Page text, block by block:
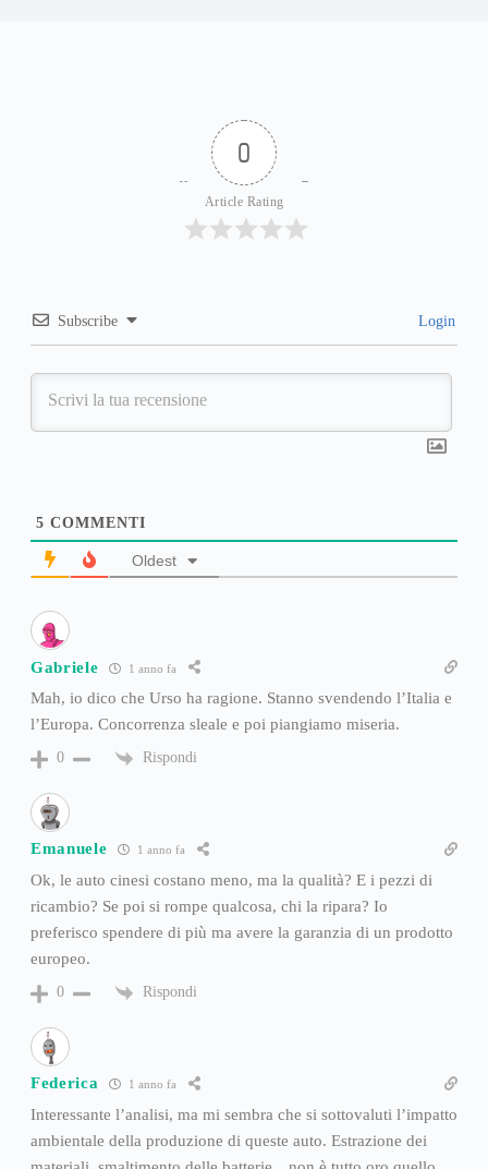
0
Article Rating
Subscribe Login
5 COMMENTI
Oldest
Gabriele 1 anno fa
Mah, io dico che Urso ha ragione. Stanno svendendo l’Italia e
l’Europa. Concorrenza sleale e poi piangiamo miseria.
0 Rispondi
Emanuele 1 anno fa
Ok, le auto cinesi costano meno, ma la qualità? E i pezzi di
ricambio? Se poi si rompe qualcosa, chi la ripara? Io
preferisco spendere di più ma avere la garanzia di un prodotto
europeo.
0 Rispondi
Federica 1 anno fa
Interessante l’analisi, ma mi sembra che si sottovaluti l’impatto
ambientale della produzione di queste auto. Estrazione dei